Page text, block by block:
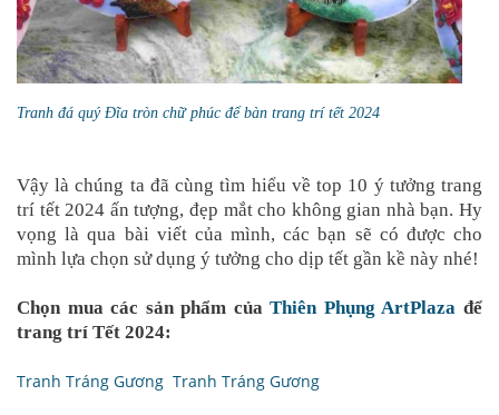
Tranh đá quý Đĩa tròn chữ phúc để bàn trang trí tết 2024
Vậy là chúng ta đã cùng tìm hiểu về top 10 ý tưởng trang
trí tết 2024 ấn tượng, đẹp mắt cho không gian nhà bạn. Hy
vọng là qua bài viết của mình, các bạn sẽ có được cho
mình lựa chọn sử dụng ý tưởng cho dịp tết gần kề này nhé!
Chọn mua các sản phẩm củaThiên Phụng ArtPlaza để
trang trí Tết 2024:
Tranh Tráng Gương Tranh Tráng Gương